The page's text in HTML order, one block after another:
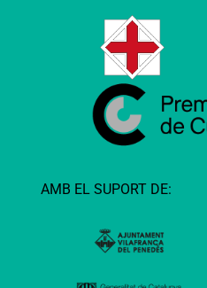
AMB EL SUPORT DE: